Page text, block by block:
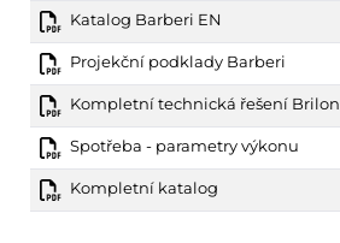
Katalog Barberi EN
Projekční podklady Barberi
Kompletní technická řešení Brilon
Spotřeba - parametry výkonu
Kompletní katalog